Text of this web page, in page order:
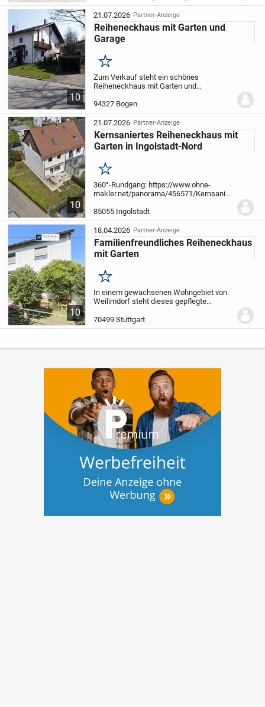
Voraussetzungen für ein langfristiges
Zuhause.Das Haus aus dem Jahr 1980...
10
21.07.2026 Partner-Anzeige
Reiheneckhaus mit Garten und
Garage
Merken
Zum Verkauf steht ein schönes
Reiheneckhaus mit Garten und
Erdgeschoss befindet sich ein großer
Wohn-Ess-Bereich mit direktem Zugang
zur Terrasse und zum Garten....
94327 Bogen
10
21.07.2026 Partner-Anzeige
Kernsaniertes Reiheneckhaus mit
Garten in Ingolstadt-Nord
Merken
360°-Rundgang: https://www.ohne-
makler.net/panorama/456571/Kernsaniertes
gepflegtem Garten, Terrasse,
ausgebautem Dachstudio und Keller.
Ideal für Paare oder...
85055 Ingolstadt
10
18.04.2026 Partner-Anzeige
Familienfreundliches Reiheneckhaus
mit Garten
Merken
In einem gewachsenen Wohngebiet von
Weilimdorf steht dieses gepflegte
Familien eignet, die ein entspanntes
Zuhause mit guter Aufteilung und solider
70499 Stuttgart